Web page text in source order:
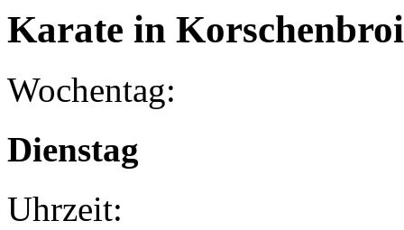
Karate in
Wochentag:
Dienstag
Uhrzeit: